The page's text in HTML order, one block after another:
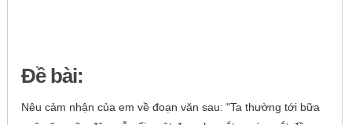
Đề bài:
Nêu cảm nhận của em về đoạn văn sau: "Ta thường tới bữa